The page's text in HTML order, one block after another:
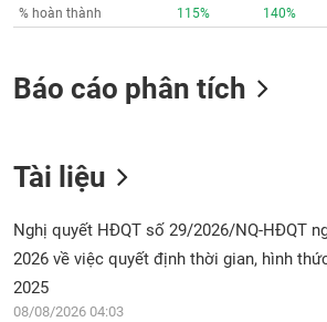
% hoàn thành 115% 140%
Báo cáo phân tích
Tài liệu
Nghị quyết HĐQT số 29/2026/NQ-HĐQT
2026 về việc quyết định thời gian, hình
2025
08/08/2026 04:03